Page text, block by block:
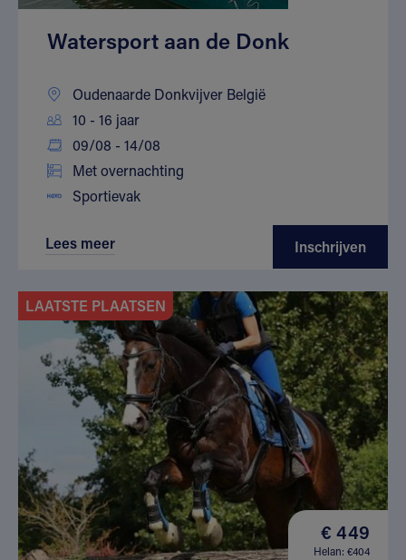
Watersport aan de Donk
Oudenaarde Donkvijver België
10 - 16 jaar
09/08 - 14/08
Met overnachting
Sportievak
Lees meer Inschrijven
LAATSTE PLAATSEN
€ 449
Helan: €404